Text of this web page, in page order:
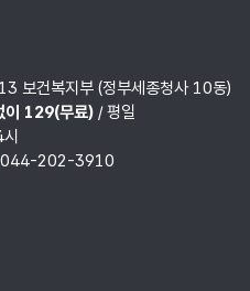
보건복지부 (정부세종청사 10동)
이 129(무료)/ 평일
044-202-3910